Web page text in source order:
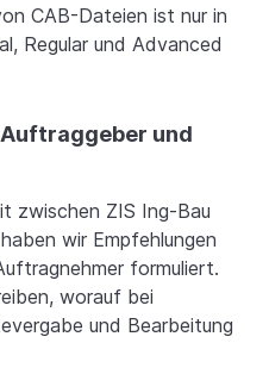
CAB-Dateien ist nur in
Regular und Advanced
und
zwischen ZIS Ing-Bau
wir Empfehlungen
formuliert.
worauf bei
und Bearbeitung